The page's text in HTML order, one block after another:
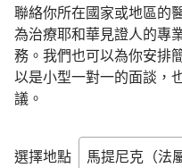
聯絡你所在國家或地區的
為治療耶和華見證人的專
務。我們也可以為你安排
以是小型一對一的面談，
議。
選擇地點